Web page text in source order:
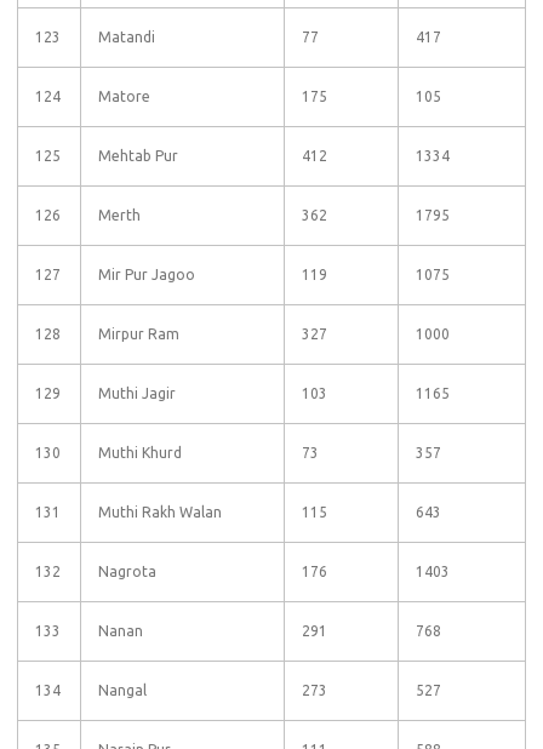
123 Matandi 77 417
124 Matore 175 105
125 Mehtab Pur 412 1334
126 Merth 362 1795
127 Mir Pur Jagoo 119 1075
128 Mirpur Ram 327 1000
129 Muthi Jagir 103 1165
130 Muthi Khurd 73 357
131 Muthi Rakh Walan 115 643
132 Nagrota 176 1403
133 Nanan 291 768
134 Nangal 273 527